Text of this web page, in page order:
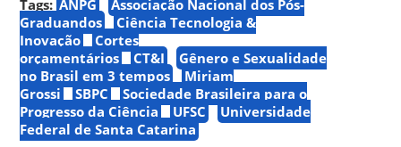
Tags: ANPG
Associação Nacional dos Pós-
Graduandos
Ciência Tecnologia &
Inovação
Cortes
orçamentários
CT&I
Gênero e Sexualidade
no Brasil em 3 tempos
Miriam
Grossi
SBPC
Sociedade Brasileira para o
Progresso da Ciência
UFSC
Universidade
Federal de Santa Catarina